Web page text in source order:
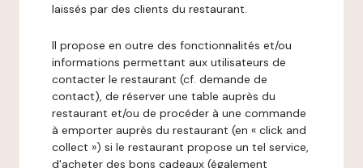
laissés par des clients du restaurant.
Il propose en outre des fonctionnalités et/ou
informations permettant aux utilisateurs de
contacter le restaurant (cf. demande de
contact), de réserver une table auprès du
restaurant et/ou de procéder à une commande
à emporter auprès du restaurant (en « click and
collect ») si le restaurant propose un tel service,
d'acheter des bons cadeaux (également